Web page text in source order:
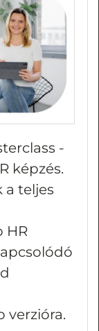
-
képzés.
a teljes
HR
verzióra.